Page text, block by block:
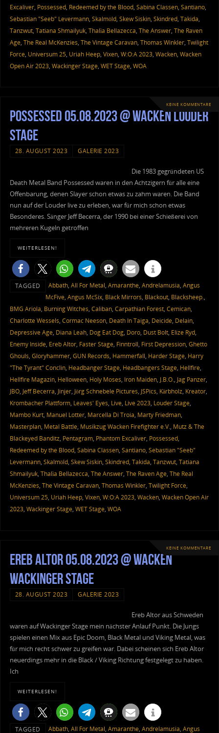
Excaliver, Possessed, Redeemed by the Blood, Sabina Classen, Santiano,
Sebastian "Seeb" Levermann, Skalmöld, Skew Siskin, Skindred, Takida,
Tanzwut, Tatiana Shmailyuk, Thalìa Bellazecca, The Answer, The Raven
Age, The Real McKenzies, The Vintage Caravan, Thomas Winkler, Twilight
Force, Universum 25, Uriah Heep, Vixen, W:O:A 2023, Wacken, Wacken
Open Air 2023, Wackinger Stage, WET Stage, WOA
KEINE KOMMENTARE
Possessed 05.08.2023 @ Wacken Louder
Stage
28. AUGUST 2023 GALERIE 2023
Die 1983 gegründeten US
Death Metal Band Possessed waren in den Achtzigern für alle eine
Offenbarung, denen Slayer schon etwas zu zahm waren. Die Band
nun auf der Louder live zu erleben, war für mich schon etwas
Besonderes. Sänger Jeff Becerra, der 1990 bei einer Schießerei von
mehreren Kugeln getroffen
WEITERLESEN!
TAGGED Abbath, All For Metal, Amaranthe, Andrelamusia, Angus
McFive, Angus McSix, Black Mirrors, Blackout, Blacksheep.,
BMG Ariola, Burning Witches, Caliban, Carpathian Forest, Cemican,
Charlotte Wessels, Cormac Neeson, Death In Taiga, Deicide, Delain,
Depressive Age, Diana Leah, Dog Eat Dog, Doro, Dust Bolt, Elize Ryd,
Enemy Inside, Ereb Altor, Faster Stage, Finntroll, First Depression, Ghetto
Ghouls, Gloryhammer, GUN Records, Hammerfall, Harder Stage, Harry
"The Tyrant" Conclin, Headbanger Stage, Headbangers Stage, Hellfire,
Hellfire Magazin, Helloween, Holy Moses, Iron Maiden, J.B.O., Jag Panzer,
JBO, Jeff Becerra, Jinjer, Jörg Schnebele Pictures, JSPics, Kärbholz, Kreator,
Krombacher Plattform, Leaves' Eyes, Live, Live 2023, Louder Stage,
Mambo Kurt, Manuel Lotter, Marcella Di Troia, Marty Friedman,
Masterplan, Metal Battle, Musikzug Wacken Firefighter e.V., Mutz & The
Blackeyed Banditz, Pentagram, Phantom Excaliver, Possessed,
Redeemed by the Blood, Sabina Classen, Santiano, Sebastian "Seeb"
Levermann, Skalmöld, Skew Siskin, Skindred, Takida, Tanzwut, Tatiana
Shmailyuk, Thalìa Bellazecca, The Answer, The Raven Age, The Real
McKenzies, The Vintage Caravan, Thomas Winkler, Twilight Force,
Universum 25, Uriah Heep, Vixen, W:O:A 2023, Wacken, Wacken Open Air
2023, Wackinger Stage, WET Stage, WOA
KEINE KOMMENTARE
Ereb Altor 05.08.2023 @ Wacken
Wackinger Stage
28. AUGUST 2023 GALERIE 2023
Ereb Altor aus Schweden
waren auf Wackinger Stage mein nächster Anlauf Punkt. Die Jungs
spielen einen Mix aus Epic Doom, Black Metal und Viking Metal, was
für mich recht schwer zu greifen war. Dabei scheinen sich Ereb Altor
neuerdings mehr in die Black / Viking Richtung festgelegt zu haben.
Ich
WEITERLESEN!
TAGGED Abbath, All For Metal, Amaranthe, Andrelamusia, Angus